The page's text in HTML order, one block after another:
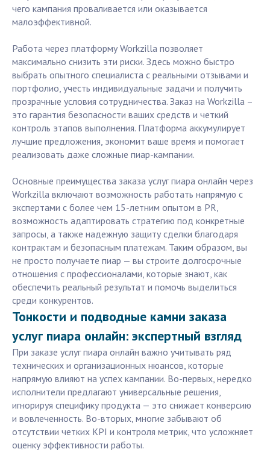
чего кампания проваливается или оказывается
малоэффективной.
Работа через платформу Workzilla позволяет
максимально снизить эти риски. Здесь можно быстро
выбрать опытного специалиста с реальными отзывами и
портфолио, учесть индивидуальные задачи и получить
прозрачные условия сотрудничества. Заказ на Workzilla –
это гарантия безопасности ваших средств и четкий
контроль этапов выполнения. Платформа аккумулирует
лучшие предложения, экономит ваше время и помогает
реализовать даже сложные пиар-кампании.
Основные преимущества заказа услуг пиара онлайн через
Workzilla включают возможность работать напрямую с
экспертами с более чем 15-летним опытом в PR,
возможность адаптировать стратегию под конкретные
запросы, а также надежную защиту сделки благодаря
контрактам и безопасным платежам. Таким образом, вы
не просто получаете пиар — вы строите долгосрочные
отношения с профессионалами, которые знают, как
обеспечить реальный результат и помочь выделиться
среди конкурентов.
Тонкости и подводные камни заказа
услуг пиара онлайн: экспертный взгляд
При заказе услуг пиара онлайн важно учитывать ряд
технических и организационных нюансов, которые
напрямую влияют на успех кампании. Во-первых, нередко
исполнители предлагают универсальные решения,
игнорируя специфику продукта — это снижает конверсию
и вовлеченность. Во-вторых, многие забывают об
отсутствии четких KPI и контроля метрик, что усложняет
оценку эффективности работы.